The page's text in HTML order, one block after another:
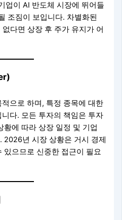
업이 AI 반도체 시장에 뛰어들
조짐이 보입니다. 차별화된
다면 상장 후 주가 유지가 어
으로 하며, 특정 종목에 대한
다. 모든 투자의 책임은 투자
황에 따라 상장 일정 및 기업
2026년 시장 상황은 거시 경제
있으므로 신중한 접근이 필요